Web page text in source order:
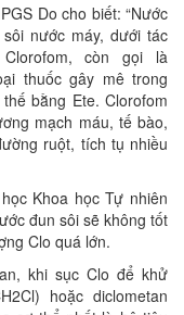
Do cho biết: “Nước
nước máy, dưới tác
còn gọi là
thuốc gây mê trong
bằng Ete. Clorofom
mạch máu, tế bào,
ruột, tích tụ nhiều
Khoa học Tự nhiên
đun sôi sẽ không tốt
Clo quá lớn.
khi sục Clo để khử
hoặc diclometan